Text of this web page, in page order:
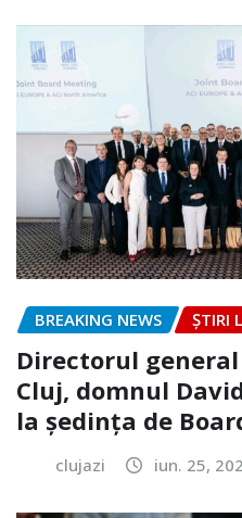
BREAKING NEWS ȘTIRI
Directorul
Cluj, domnul
la ședința de
clujazi iun. 25,